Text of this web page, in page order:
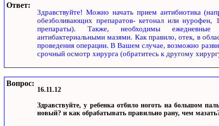
Ответ:
Здравствуйте! Можно начать прием антибиотика
обезболивающих препаратов- кетонал или
препараты). Также, необходимы ежедневные
антибактериальными мазями. Как правило, отек, в
проведения операции. В Вашем случае, возможно
срочный осмотр хирурга (обратитесь к другому
Вопрос:
16.11.12
Здравствуйте, у ребенка отбило ноготь на большом
новый? и как обрабатывать правильно рану, чем